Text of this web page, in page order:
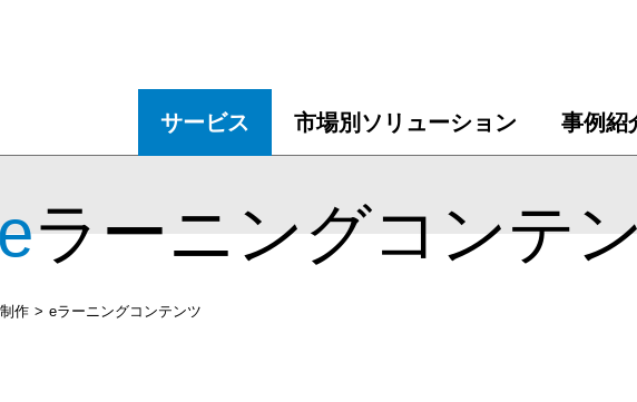
サービス 市場別ソリューション 事例紹
eラーニングコンテ
作 eラーニングコンテンツ